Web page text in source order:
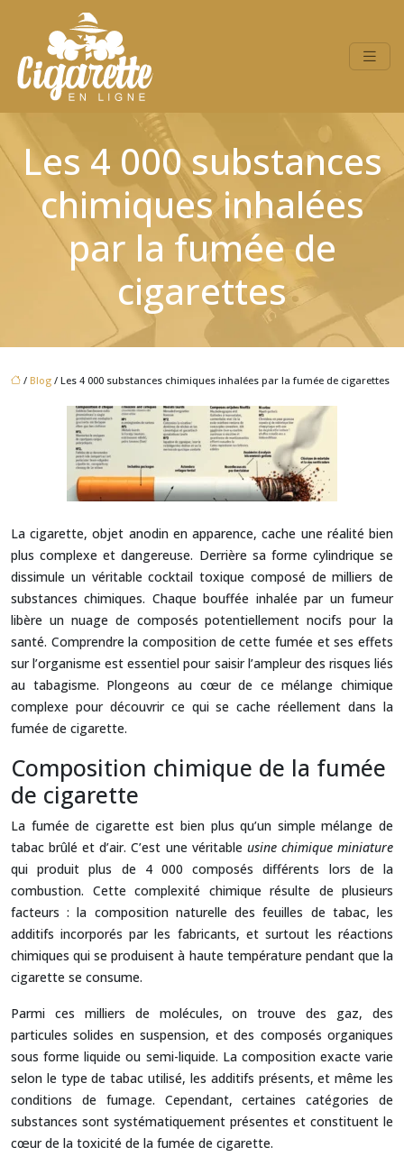
Les 4 000 substances
chimiques inhalées
par la fumée de
cigarettes
/ Blog / Les 4 000 substances chimiques inhalées par la fumée de cigarettes
La cigarette, objet anodin en apparence, cache une réalité bien
plus complexe et dangereuse. Derrière sa forme cylindrique se
dissimule un véritable cocktail toxique composé de milliers de
substances chimiques. Chaque bouffée inhalée par un fumeur
libère un nuage de composés potentiellement nocifs pour la
santé. Comprendre la composition de cette fumée et ses effets
sur l’organisme est essentiel pour saisir l’ampleur des risques liés
au tabagisme. Plongeons au cœur de ce mélange chimique
complexe pour découvrir ce qui se cache réellement dans la
fumée de cigarette.
Composition chimique de la fumée
de cigarette
La fumée de cigarette est bien plus qu’un simple mélange de
tabac brûlé et d’air. C’est une véritable usine chimique miniature
qui produit plus de 4 000 composés différents lors de la
combustion. Cette complexité chimique résulte de plusieurs
facteurs : la composition naturelle des feuilles de tabac, les
additifs incorporés par les fabricants, et surtout les réactions
chimiques qui se produisent à haute température pendant que la
cigarette se consume.
Parmi ces milliers de molécules, on trouve des gaz, des
particules solides en suspension, et des composés organiques
sous forme liquide ou semi-liquide. La composition exacte varie
selon le type de tabac utilisé, les additifs présents, et même les
conditions de fumage. Cependant, certaines catégories de
substances sont systématiquement présentes et constituent le
cœur de la toxicité de la fumée de cigarette.